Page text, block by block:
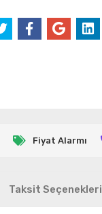
Fiyat Alarmı
Taksit Seçenekleri